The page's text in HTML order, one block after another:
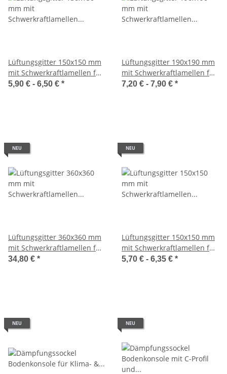
Lüftungsgitter 150x150 mm
mit Schwerkraftlamellen für
Ø 125 mm aus ASA-
5,90 € - 6,50 € *
Lüftungsgitter 190x190 mm
mit Schwerkraftlamellen für
Ø 150-160 mm aus ASA-
7,20 € - 7,90 € *
NEU
Lüftungsgitter 360x360 mm
mit Schwerkraftlamellen für
Ø 315 mm aus ASA-
34,80 € *
NEU
Lüftungsgitter 150x150 mm
mit Schwerkraftlamellen für
Ø 100 mm aus ASA-
5,70 € - 6,35 € *
NEU NEU